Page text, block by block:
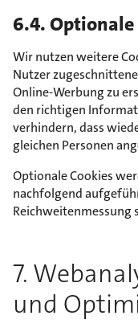
6.4. Optionale
Wir nutzen weitere
Nutzer
Online-Werbung zu
den richtigen
verhindern, dass
gleichen Personen
Optionale Cookies
nachfolgend
Reichweitenmessung
7.
und